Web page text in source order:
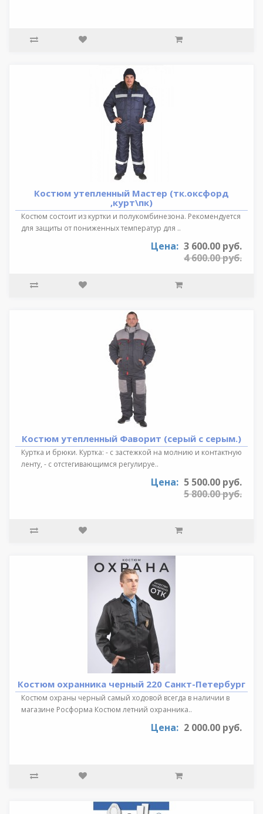
Костюм утепленный Мастер (тк.оксфорд
,курт\пк)
Костюм состоит из куртки и полукомбинезона. Рекомендуется
для защиты от пониженных температур для ..
Цена: 3 600.00 руб.
4 600.00 руб.
Костюм утепленный Фаворит (серый с серым.)
Куртка и брюки. Куртка: - с застежкой на молнию и контактную
ленту, - с отстегивающимся регулируе..
Цена: 5 500.00 руб.
5 800.00 руб.
Костюм охранника черный 220 Санкт-Петербург
Костюм охраны черный самый ходовой всегда в наличии в
магазине Росформа Костюм летний охранника..
Цена: 2 000.00 руб.